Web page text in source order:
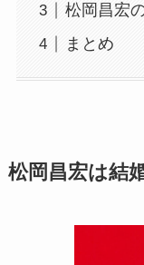
松岡昌宏
まとめ
松岡昌宏は結